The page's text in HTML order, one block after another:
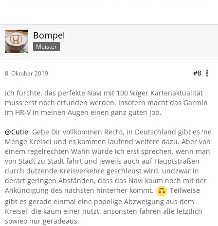
Bompel
Meister
8. Oktober 2019 #8
Ich fürchte, das perfekte Navi mit 100 %iger Kartenaktualität
muss erst noch erfunden werden. Insofern macht das Garmin
im HR-V in meinen Augen einen ganz guten Job.
@Cutie: Gebe Dir vollkommen Recht, in Deutschland gibt es 'ne
Menge Kreisel und es kommen laufend weitere dazu. Aber von
einem regelrechten Wahn würde ich erst sprechen, wenn man
von Stadt zu Stadt fährt und jeweils auch auf Hauptstraßen
durch dutzende Kreisverkehre geschleust wird, undzwar in
derart geringen Abständen, dass das Navi kaum noch mit der
Ankündigung des nächsten hinterher kommt.
Teilweise
gibt es gerade einmal eine popelige Abzweigung aus dem
Kreisel, die kaum einer nutzt, ansonsten fahren alle letztlich
sowieo nur geradeaus.